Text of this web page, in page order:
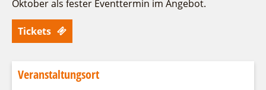
Oktober als fester Eventtermin im Angebot.
Tickets
Veranstaltungsort